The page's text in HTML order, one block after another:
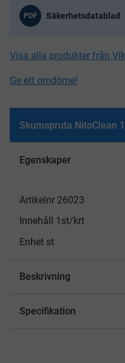
PDF
Visa alla produkter från
Ge ett omdöme!
Skumspruta NitoClean
Egenskaper
Artikelnr 26023
Innehåll 1st/krt
Enhet st
Beskrivning
Specifikation